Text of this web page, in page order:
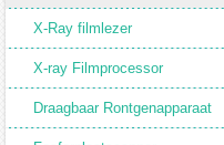
X-Ray filmlezer
X-ray Filmprocessor
Draagbaar Rontgenapparaat